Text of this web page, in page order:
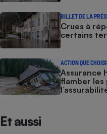
BILLET DE LA
Crues à
certains
ACTION QUE
Assurance
flamber les
Et aussi